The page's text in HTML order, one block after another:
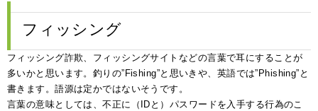
フィッシング
フィッシング詐欺、フィッシングサイトなどの言葉で耳にすることが
多いかと思います。釣りの”Fishing”と思いきや、英語では”Phishing”と
書きます。語源は定かではないそうです。
言葉の意味としては、不正に（IDと）パスワードを入手する行為のこ